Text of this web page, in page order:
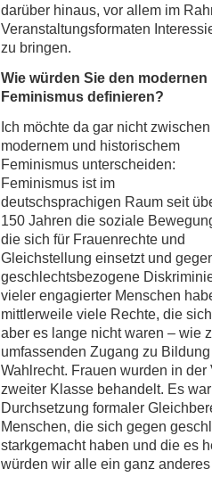
darüber hinaus, vor allem im
Veranstaltungsformaten
zu bringen.
Wie würden Sie den modernen
Feminismus definieren?
Ich möchte da gar nicht zwischen
modernem und historischem
Feminismus unterscheiden:
Feminismus ist im
deutschsprachigen Raum seit
150 Jahren die soziale
die sich für Frauenrechte und
Gleichstellung einsetzt und
geschlechtsbezogene
vieler engagierter Menschen
mittlerweile viele Rechte, die
aber es lange nicht waren – wie
umfassenden Zugang zu
Wahlrecht. Frauen wurden in
zweiter Klasse behandelt. Es
Durchsetzung formaler
Menschen, die sich gegen
starkgemacht haben und die es
würden wir alle ein ganz